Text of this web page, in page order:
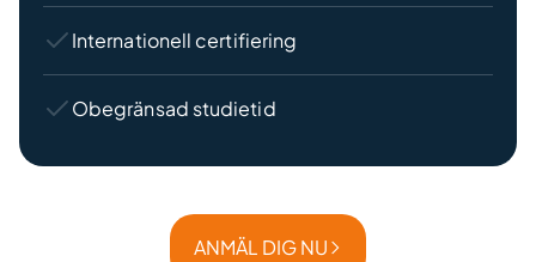
Internationell certifiering
Obegränsad studietid
ANMÄL DIG NU